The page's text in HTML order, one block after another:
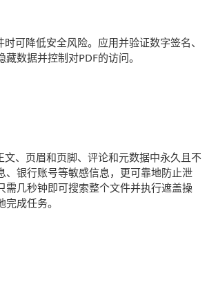
可降低安全风险。应用并验证数字签名、
数据并控制对PDF的访问。
文、页眉和页脚、评论和元数据中永久且不
、银行账号等敏感信息，更可靠地防止泄
需几秒钟即可搜索整个文件并执行遮盖操
成任务。